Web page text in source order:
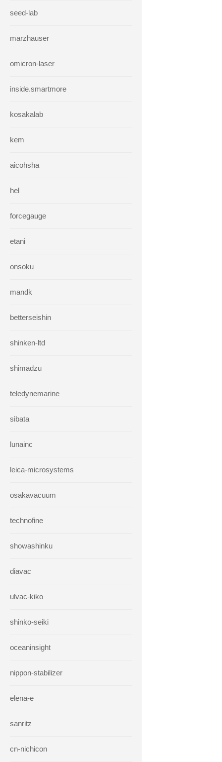
seed-lab
marzhauser
omicron-laser
inside.smartmore
kosakalab
kem
aicohsha
hel
forcegauge
etani
onsoku
mandk
betterseishin
shinken-ltd
shimadzu
teledynemarine
sibata
lunainc
leica-microsystems
osakavacuum
technofine
showashinku
diavac
ulvac-kiko
shinko-seiki
oceaninsight
nippon-stabilizer
elena-e
sanritz
cn-nichicon